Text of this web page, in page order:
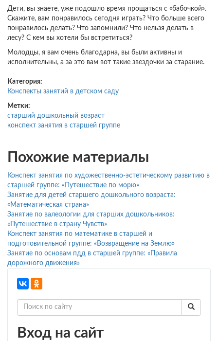
Дети, вы знаете, уже подошло время прощаться с «бабочкой».
Скажите, вам понравилось сегодня играть? Что больше всего
понравилось делать? Что запомнили? Что нельзя делать в
лесу? С кем вы хотели бы встретиться?
Молодцы, я вам очень благодарна, вы были активны и
исполнительны, а за это вам вот такие звездочки за старание.
Категория:
Конспекты занятий в детском саду
Метки:
старший дошкольный возраст
конспект занятия в старшей группе
Похожие материалы
Конспект занятия по художественно-эстетическому развитию в
старшей группе: «Путешествие по морю»
Занятие для детей старшего дошкольного возраста:
«Математическая страна»
Занятие по валеологии для старших дошкольников:
«Путешествие в страну Чувств»
Конспект занятия по математике в старшей и
подготовительной группе: «Возвращение на Землю»
Занятие по основам пдд в старшей группе: «Правила
дорожного движения»
Вход на сайт